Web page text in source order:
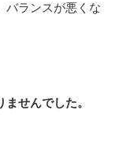
バランスが悪くな
せんでした。